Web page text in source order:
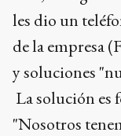
les dio un
de la empresa
y soluciones
La solución es
"Nosotros